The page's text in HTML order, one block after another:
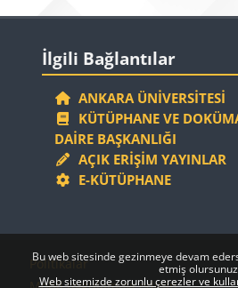
Bu web sitesinde gezinmeye devam
etmiş
Web sitemizde zorunlu çerezler ve
Bloklar
İlgili Bağlantılar
ANKARA ÜNIVERSITESI
KÜTÜPHANE VE
DAIRE BAŞKANLIĞI
AÇIK ERIŞIM YAYINLAR
E-KÜTÜPHANE
Bloklar
Bloklar
Politikalar